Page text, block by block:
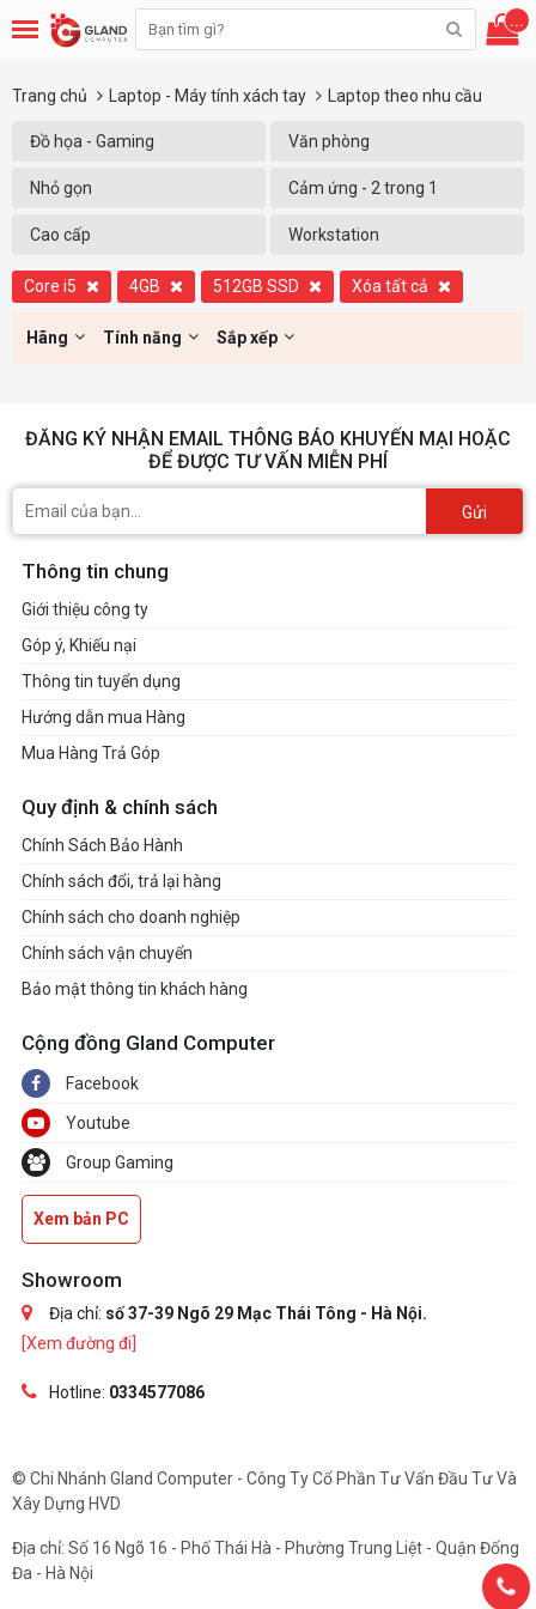
...
Trang chủ Laptop - Máy tính xách tay Laptop theo nhu cầu
Đồ họa - Gaming Văn phòng
Nhỏ gọn Cảm ứng - 2 trong 1
Cao cấp Workstation
Core i5 4GB 512GB SSD Xóa tất cả
Hãng Tính năng Sắp xếp
ĐĂNG KÝ NHẬN EMAIL THÔNG BÁO KHUYẾN MẠI HOẶC
ĐỂ ĐƯỢC TƯ VẤN MIỄN PHÍ
Gửi
Thông tin chung
Giới thiệu công ty
Góp ý, Khiếu nại
Thông tin tuyển dụng
Hướng dẫn mua Hàng
Mua Hàng Trả Góp
Quy định & chính sách
Chính Sách Bảo Hành
Chính sách đổi, trả lại hàng
Chính sách cho doanh nghiệp
Chính sách vận chuyển
Bảo mật thông tin khách hàng
Cộng đồng Gland Computer
Facebook
Youtube
Group Gaming
Xem bản PC
Showroom
Địa chỉ: số 37-39 Ngõ 29 Mạc Thái Tông - Hà Nội.
[Xem đường đi]
Hotline: 0334577086
© Chi Nhánh Gland Computer - Công Ty Cổ Phần Tư Vấn Đầu Tư Và
Xây Dựng HVD
Địa chỉ: Số 16 Ngõ 16 - Phố Thái Hà - Phường Trung Liệt - Quận Đống
Đa - Hà Nội